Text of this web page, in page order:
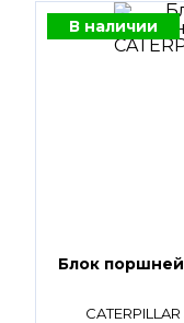
В наличии
Блок поршней